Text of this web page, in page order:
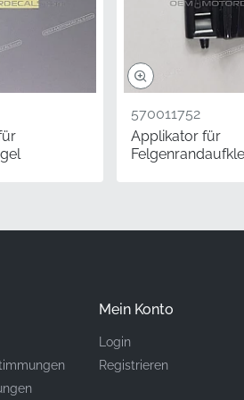
Teilenummer (MPN)
Hersteller
Montageort
Enthusiasten und
Wert, insbesondere
stellt sicher, dass Ihre
Leistung der Marke
570011752
Applikator für
Mein Konto
Login
Registrieren